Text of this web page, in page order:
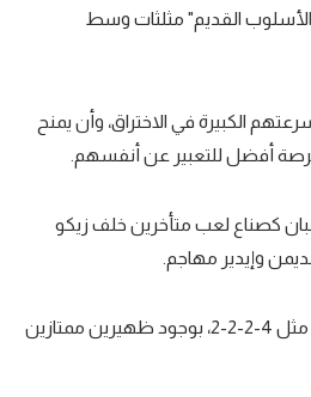
القديم" مثلثات وسط
الكبيرة في الاختراق، وأن يمنح
فرصة أفضل للتعبير عن أنفسهم.
كصناع لعب متأخرين خلف زيكو
وإيدير مهاجم.
رغم ذلك التشكيل كان يبدو مثل 4-2-2-2، بوجود ظهيرين ممتازين